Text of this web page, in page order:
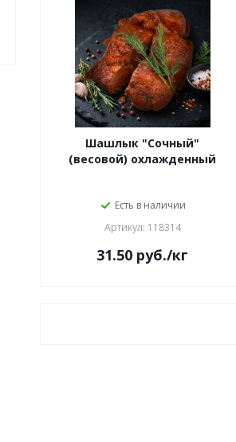
Шашлык "Сочный"
(весовой) охлажденный
Есть в наличии
Артикул: 118314
31.50 руб./кг